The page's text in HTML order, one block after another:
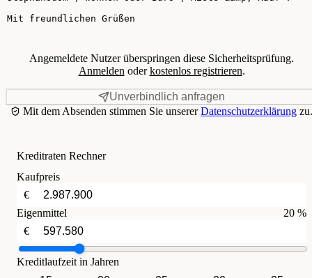
Angemeldete Nutzer überspringen diese Sicherheitsprüfung.
Anmelden oderkostenlos registrieren.
Unverbindlich anfragen
Mit dem Absenden stimmen Sie unsererDatenschutzerklärung zu.
Kreditraten Rechner
Kaufpreis
€
Eigenmittel
20 %
€
Kreditlaufzeit in Jahren